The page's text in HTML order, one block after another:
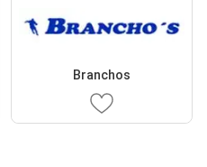
Branchos